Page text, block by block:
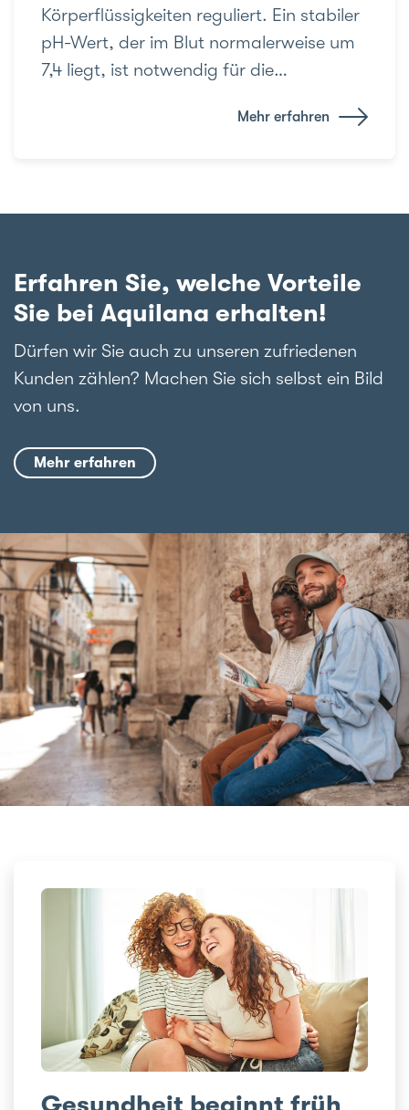
Körperflüssigkeiten reguliert. Ein stabiler
pH-Wert, der im Blut normalerweise um
7,4 liegt, ist notwendig für die…
Mehr erfahren
Erfahren Sie, welche Vorteile
Sie bei Aquilana erhalten!
Dürfen wir Sie auch zu unseren zufriedenen
Kunden zählen? Machen Sie sich selbst ein Bild
von uns.
Mehr erfahren